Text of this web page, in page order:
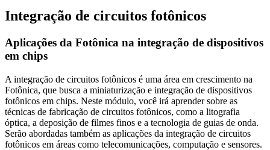
Integração de circuitos fotônicos
Aplicações da Fotônica na integração de dispositivos
em chips
A integração de circuitos fotônicos é uma área em crescimento na
Fotônica, que busca a miniaturização e integração de dispositivos
fotônicos em chips. Neste módulo, você irá aprender sobre as
técnicas de fabricação de circuitos fotônicos, como a litografia
óptica, a deposição de filmes finos e a tecnologia de guias de onda.
Serão abordadas também as aplicações da integração de circuitos
fotônicos em áreas como telecomunicações, computação e sensores.